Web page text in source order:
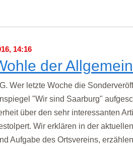
14:16
der
Wer letzte Woche die
"Wir sind Saarburg"
über den sehr interessanten
Wir erklären in der
Aufgabe des Ortsvereins,